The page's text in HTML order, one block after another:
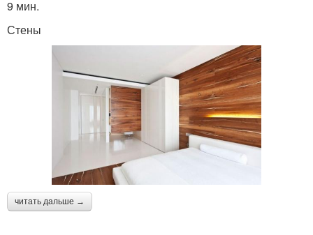
9 мин.
Стены
читать дальше →